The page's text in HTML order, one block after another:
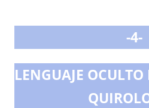
-4-
LENGUAJE OCULTO